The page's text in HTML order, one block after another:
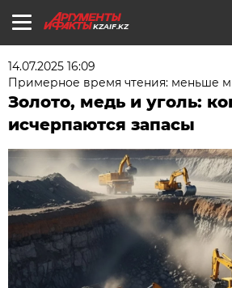
KZAIF.KZ
14.07.2025 16:09
Примерное время чтения: меньше
Золото, медь и уголь:
исчерпаются запасы